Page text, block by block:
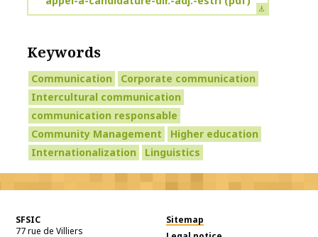
Keywords
Communication
Corporate communication
Intercultural communication
communication responsable
Community Management
Higher education
Internationalization
Linguistics
SFSIC
77 rue de Villiers
Sitemap